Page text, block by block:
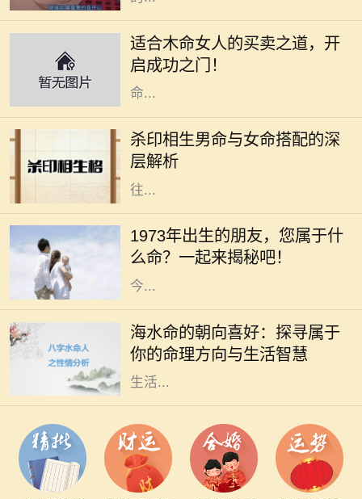
适合木命女人的买卖之道，开
启成功之门！
木命女人在五行中代表着生机与创造
力，她们通常具有强烈的好奇心和创
造精神，适合从事与艺术、教育、咨
询等相关的行业。本文将深入探讨木
命...
杀印相生男命与女命搭配的深
层解析
在命理学中，男女命的搭配一直是一
个重要的话题，尤其是杀印相生的男
命。这种命格的特点是：杀星有力，
印绶相生，意味着这个男性的个性往
往...
1973年出生的朋友，您属于什
么命？一起来揭秘吧！
在中华文化中，每个人的命运都与其
出生的年份、五行和生肖密切相关。
1973年，这个年份不仅是新历史的起
点，更是成千上万生命的诞生之年。
今...
海水命的朝向喜好：探寻属于
你的命理方向与生活智慧
在命理学中，海水命是一种受人喜爱
的命格。它代表着依赖变化与流动的
特性，仿佛大海一般，能够包容万
象，适应环境。而海水命的人在选择
生活...